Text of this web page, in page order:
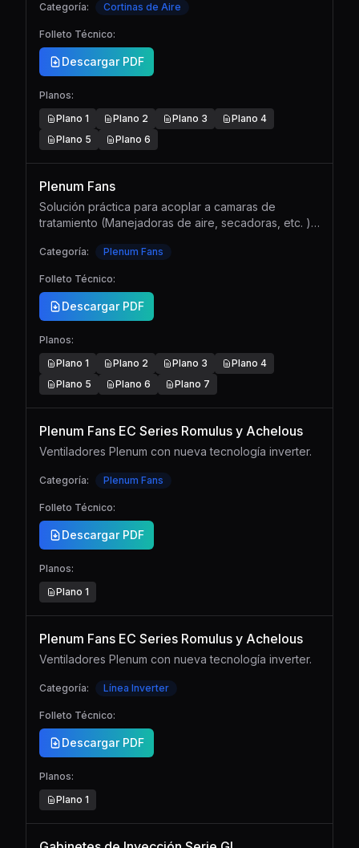
ventas mientras reduce sus gastos en climatización.
Categoría: Cortinas de Aire
Folleto Técnico:
Descargar PDF
Planos:
Plano 1 Plano 2 Plano 3 Plano 4
Plano 5 Plano 6
Plenum Fans
Solución práctica para acoplar a camaras de
tratamiento (Manejadoras de aire, secadoras, etc. )
Categoría: Plenum Fans
Folleto Técnico:
Descargar PDF
Planos:
Plano 1 Plano 2 Plano 3 Plano 4
Plano 5 Plano 6 Plano 7
Plenum Fans EC Series Romulus y Achelous
Ventiladores Plenum con nueva tecnología inverter.
Categoría: Plenum Fans
Folleto Técnico:
Descargar PDF
Planos:
Plano 1
Plenum Fans EC Series Romulus y Achelous
Ventiladores Plenum con nueva tecnología inverter.
Categoría: Línea Inverter
Folleto Técnico:
Descargar PDF
Planos:
Plano 1